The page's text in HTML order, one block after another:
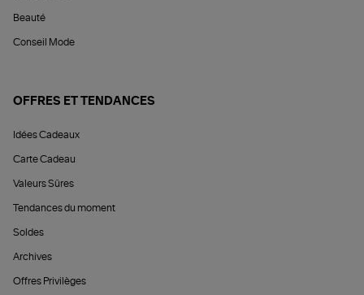
Beauté
Conseil Mode
OFFRES ET TENDANCES
Idées Cadeaux
Carte Cadeau
Valeurs Sûres
Tendances du moment
Soldes
Archives
Offres Privilèges